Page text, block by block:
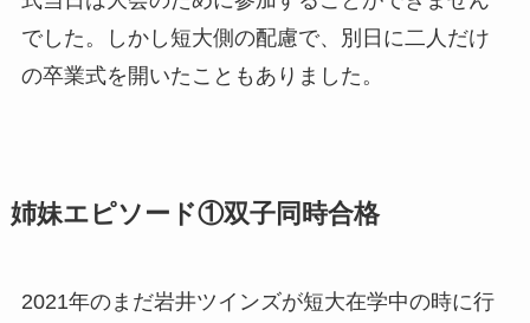
でした。しかし短大側の配慮で、別日に二人だけ
の卒業式を開いたこともありました。
姉妹エピソード①双子同時合格
2021年のまだ岩井ツインズが短大在学中の時に行